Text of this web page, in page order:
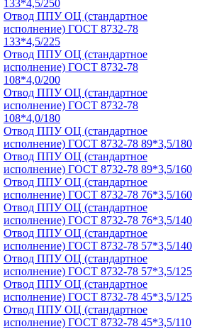
133*4,5/250
Отвод ППУ ОЦ (стандартное
исполнение) ГОСТ 8732-78
133*4,5/225
Отвод ППУ ОЦ (стандартное
исполнение) ГОСТ 8732-78
108*4,0/200
Отвод ППУ ОЦ (стандартное
исполнение) ГОСТ 8732-78
108*4,0/180
Отвод ППУ ОЦ (стандартное
исполнение) ГОСТ 8732-78 89*3,5/180
Отвод ППУ ОЦ (стандартное
исполнение) ГОСТ 8732-78 89*3,5/160
Отвод ППУ ОЦ (стандартное
исполнение) ГОСТ 8732-78 76*3,5/160
Отвод ППУ ОЦ (стандартное
исполнение) ГОСТ 8732-78 76*3,5/140
Отвод ППУ ОЦ (стандартное
исполнение) ГОСТ 8732-78 57*3,5/140
Отвод ППУ ОЦ (стандартное
исполнение) ГОСТ 8732-78 57*3,5/125
Отвод ППУ ОЦ (стандартное
исполнение) ГОСТ 8732-78 45*3,5/125
Отвод ППУ ОЦ (стандартное
исполнение) ГОСТ 8732-78 45*3,5/110